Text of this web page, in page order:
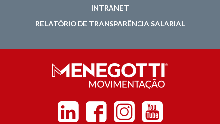
INTRANET
RELATÓRIO DE TRANSPARÊNCIA SALARIAL
Linkedin FacebookInstagramYoutube